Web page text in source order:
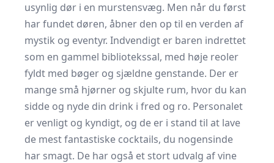
usynlig dør i en murstensvæg. Men når du først
har fundet døren, åbner den op til en verden af
mystik og eventyr. Indvendigt er baren indrettet
som en gammel bibliotekssal, med høje reoler
fyldt med bøger og sjældne genstande. Der er
mange små hjørner og skjulte rum, hvor du kan
sidde og nyde din drink i fred og ro. Personalet
er venligt og kyndigt, og de er i stand til at lave
de mest fantastiske cocktails, du nogensinde
har smagt. De har også et stort udvalg af vine